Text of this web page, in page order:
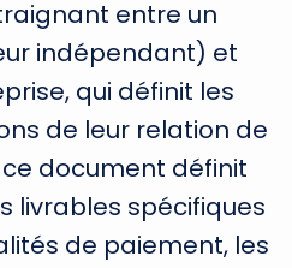
entre un
indépendant) et
qui définit les
de leur relation de
document définit
livrables spécifiques
de paiement, les